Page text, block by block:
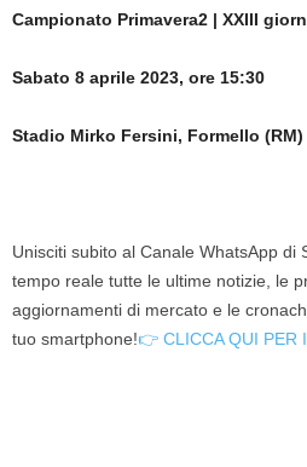
Campionato Primavera2 | XXIII
Sabato 8 aprile 2023, ore 15:30
Stadio Mirko Fersini, Formello (RM)
Unisciti subito al Canale WhatsApp di
tempo reale tutte le ultime notizie, le
aggiornamenti di mercato e le
tuo smartphone!👉 CLICCA QUI PER